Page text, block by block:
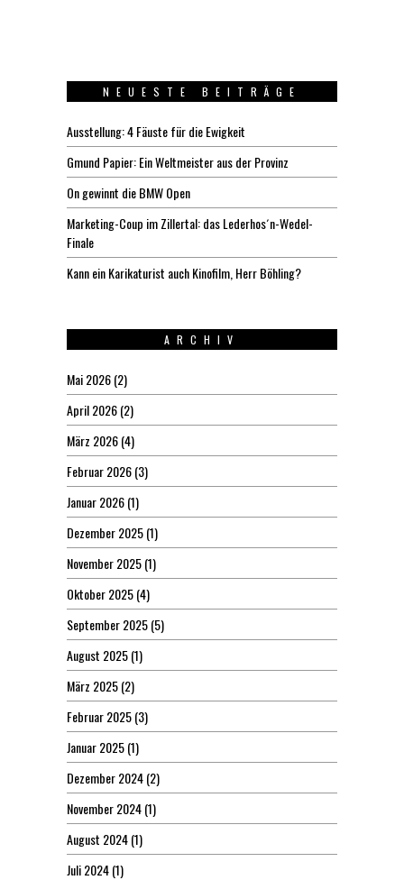
NEUESTE BEITRÄGE
Ausstellung: 4 Fäuste für die Ewigkeit
Gmund Papier: Ein Weltmeister aus der Provinz
On gewinnt die BMW Open
Marketing-Coup im Zillertal: das Lederhos´n-Wedel-
Finale
Kann ein Karikaturist auch Kinofilm, Herr Böhling?
ARCHIV
Mai 2026(2)
April 2026(2)
März 2026(4)
Februar 2026(3)
Januar 2026(1)
Dezember 2025(1)
November 2025(1)
Oktober 2025(4)
September 2025(5)
August 2025(1)
März 2025(2)
Februar 2025(3)
Januar 2025(1)
Dezember 2024(2)
November 2024(1)
August 2024(1)
Juli 2024(1)